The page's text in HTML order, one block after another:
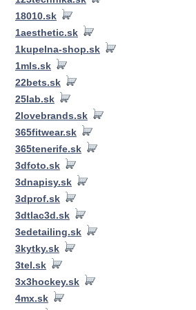
18010.sk
1aesthetic.sk
1kupelna-shop.sk
1mls.sk
22bets.sk
25lab.sk
2lovebrands.sk
365fitwear.sk
365tenerife.sk
3dfoto.sk
3dnapisy.sk
3dprof.sk
3dtlac3d.sk
3edetailing.sk
3kytky.sk
3tel.sk
3x3hockey.sk
4mx.sk